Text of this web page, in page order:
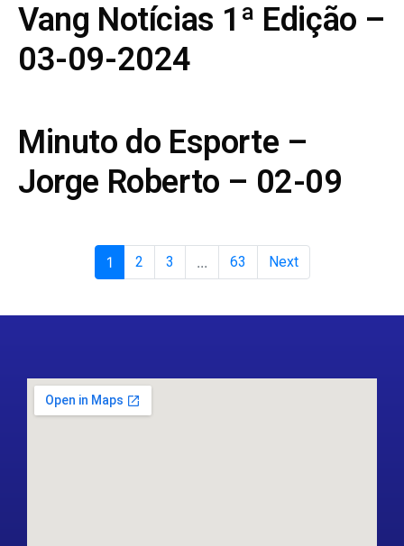
Vang Notícias 1ª Edição –
03-09-2024
Minuto do Esporte –
Jorge Roberto – 02-09
1 2 3 ... 63 Next